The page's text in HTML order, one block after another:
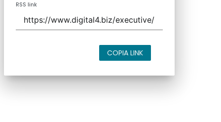
RSS link
COPIA LINK